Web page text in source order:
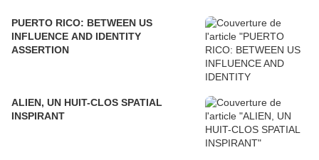
PUERTO RICO: BETWEEN US
INFLUENCE AND IDENTITY
ASSERTION
ALIEN, UN HUIT-CLOS SPATIAL
INSPIRANT